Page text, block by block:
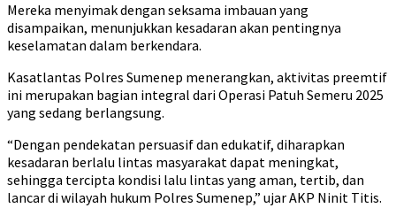
Mereka menyimak dengan seksama imbauan yang
disampaikan, menunjukkan kesadaran akan pentingnya
keselamatan dalam berkendara.
Kasatlantas Polres Sumenep menerangkan, aktivitas preemtif
ini merupakan bagian integral dari Operasi Patuh Semeru 2025
yang sedang berlangsung.
“Dengan pendekatan persuasif dan edukatif, diharapkan
kesadaran berlalu lintas masyarakat dapat meningkat,
sehingga tercipta kondisi lalu lintas yang aman, tertib, dan
lancar di wilayah hukum Polres Sumenep,” ujar AKP Ninit Titis.